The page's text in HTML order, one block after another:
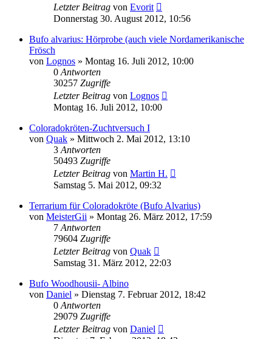
Letzter Beitrag von Evorit
Donnerstag 30. August 2012, 10:56
Bufo alvarius: Hörprobe (auch viele Nordamerikanische
Frösch
von Lognos » Montag 16. Juli 2012, 10:00
0 Antworten
30257 Zugriffe
Letzter Beitrag von Lognos
Montag 16. Juli 2012, 10:00
Coloradokröten-Zuchtversuch I
von Quak » Mittwoch 2. Mai 2012, 13:10
3 Antworten
50493 Zugriffe
Letzter Beitrag von Martin H.
Samstag 5. Mai 2012, 09:32
Terrarium für Coloradokröte (Bufo Alvarius)
von MeisterGii » Montag 26. März 2012, 17:59
7 Antworten
79604 Zugriffe
Letzter Beitrag von Quak
Samstag 31. März 2012, 22:03
Bufo Woodhousii- Albino
von Daniel » Dienstag 7. Februar 2012, 18:42
0 Antworten
29079 Zugriffe
Letzter Beitrag von Daniel